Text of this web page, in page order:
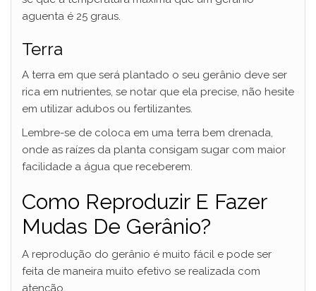
aguenta é 25 graus.
Terra
A terra em que será plantado o seu gerânio deve ser
rica em nutrientes, se notar que ela precise, não hesite
em utilizar adubos ou fertilizantes.
Lembre-se de coloca em uma terra bem drenada,
onde as raízes da planta consigam sugar com maior
facilidade a água que receberem.
Como Reproduzir E Fazer
Mudas De Gerânio?
A reprodução do gerânio é muito fácil e pode ser
feita de maneira muito efetivo se realizada com
atenção.